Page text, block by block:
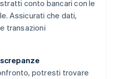
conto bancari con le
Assicurati che dati,
transazioni
potresti trovare